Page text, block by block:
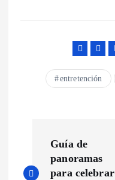
entretención
a
Guía de
panoramas
para celebrar